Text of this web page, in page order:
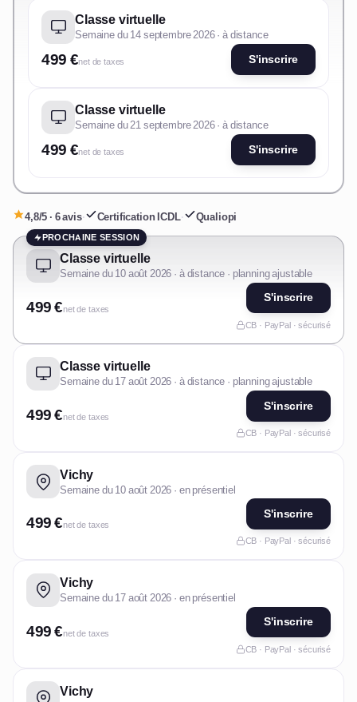
Classe virtuelle
Semaine du 14 septembre 2026 · à distance
499 €net de taxes S'inscrire
Classe virtuelle
Semaine du 21 septembre 2026 · à distance
499 €net de taxes S'inscrire
4,8/5 · 6 avis· Certification ICDL· Qualiopi
PROCHAINE SESSION
Classe virtuelle
Semaine du 10 août 2026 · à distance · planning ajustable
499 €net de taxes
S'inscrire
CB · PayPal · sécurisé
Classe virtuelle
Semaine du 17 août 2026 · à distance · planning ajustable
499 €net de taxes
S'inscrire
CB · PayPal · sécurisé
Vichy
Semaine du 10 août 2026 · en présentiel
499 €net de taxes
S'inscrire
CB · PayPal · sécurisé
Vichy
Semaine du 17 août 2026 · en présentiel
499 €net de taxes
S'inscrire
CB · PayPal · sécurisé
Vichy